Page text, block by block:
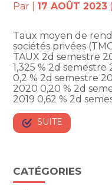
Par 17 AOÛT 2023
Taux moyen de
sociétés privées
TAUX 2d semestre
1,325 % 2d semestre
0,2 % 2d semestre
2020 0,20 % 2d
2019 0,62 % 2d
SUITE
Blog
sidebar
CATÉGORIES